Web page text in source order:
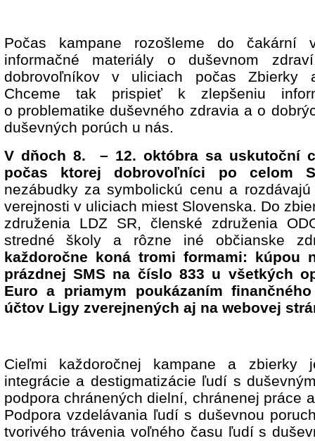
Počas kampane rozošleme do čakární
informačné materiály o duševnom
dobrovoľníkov v uliciach počas Zbierky
Chceme tak prispieť k zlepšeniu
o problematike duševného zdravia a o
duševných porúch u nás.
V dňoch 8.
– 12. októbra sa uskutoční
počas ktorej dobrovoľníci po celom
nezábudky za symbolickú cenu a
verejnosti v uliciach miest Slovenska. Do
združenia LDZ SR, členské združenia
stredné školy a rôzne iné občianske
každoročne koná tromi formami: kúpou
prázdnej SMS na číslo 833 u všetkých
Euro a priamym poukázaním
účtov Ligy zverejnených aj na webovej
Cieľmi každoročnej kampane a zbierky
integrácie a destigmatizácie ľudí s
podpora chránených dielní, chránenej práce
Podpora vzdelávania ľudí s duševnou
tvorivého trávenia voľného času ľudí s